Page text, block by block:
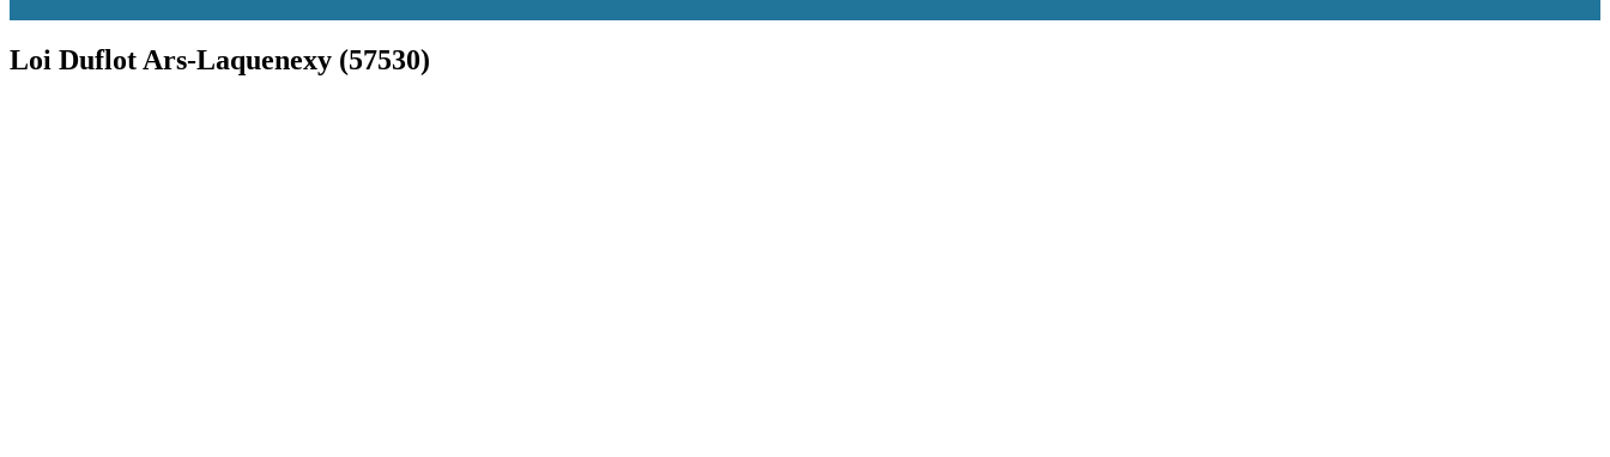
Loi Duflot Ars-Laquenexy (57530)